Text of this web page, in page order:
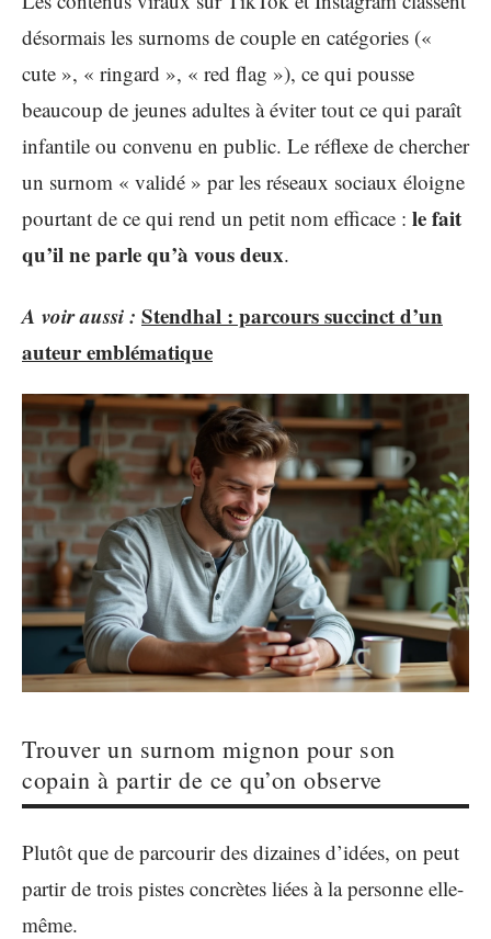
désormais les surnoms de couple en catégories («
cute », « ringard », « red flag »), ce qui pousse
beaucoup de jeunes adultes à éviter tout ce qui paraît
infantile ou convenu en public. Le réflexe de chercher
un surnom « validé » par les réseaux sociaux éloigne
pourtant de ce qui rend un petit nom efficace : le fait
qu’il ne parle qu’à vous deux.
A voir aussi : Stendhal : parcours succinct d’un
auteur emblématique
Trouver un surnom mignon pour son
copain à partir de ce qu’on observe
Plutôt que de parcourir des dizaines d’idées, on peut
partir de trois pistes concrètes liées à la personne elle-
même.